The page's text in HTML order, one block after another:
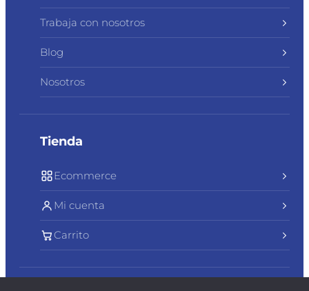
Trabaja con nosotros
Blog
Nosotros
Tienda
Ecommerce
Mi cuenta
Carrito